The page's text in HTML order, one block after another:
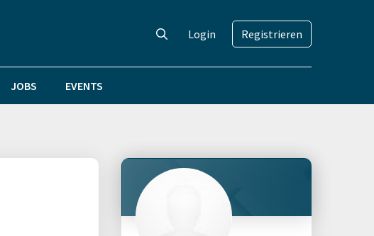
Login Registrieren
JOBS EVENTS